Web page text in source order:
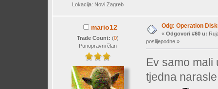
Lokacija: Novi Zagreb
mario12
Trade Count: (0)
Punopravni član
Odg: Operation
« Odgovori #60 u:
poslijepodne »
Ev samo
tjedna